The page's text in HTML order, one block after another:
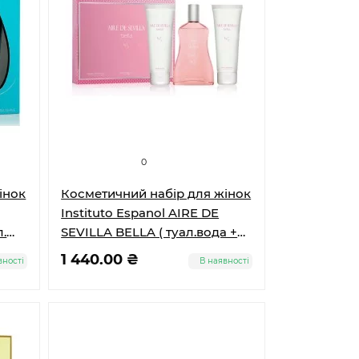
0
Косметичний набір для жінок
Instituto Espanol AIRE DE
SEVILLA BELLA ( туал.вода +
крем д/тіла + гель д/душу )
1 440.00 ₴ В наявності